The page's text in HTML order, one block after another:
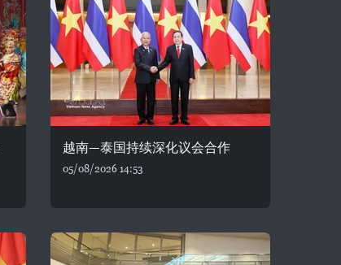
越南—泰国持续深化议会合作
05/08/2026 14:53